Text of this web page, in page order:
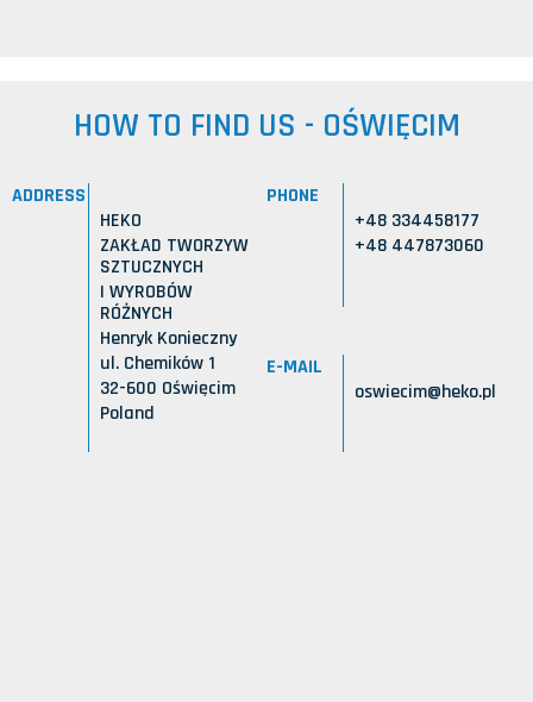
HOW TO FIND US - OŚWIĘCIM
ADDRESS
HEKO
ZAKŁAD TWORZYW
SZTUCZNYCH
I WYROBÓW
RÓŻNYCH
Henryk Konieczny
ul. Chemików 1
32-600 Oświęcim
Poland
PHONE
+48 334458177
+48 447873060
E-MAIL
oswiecim@heko.pl